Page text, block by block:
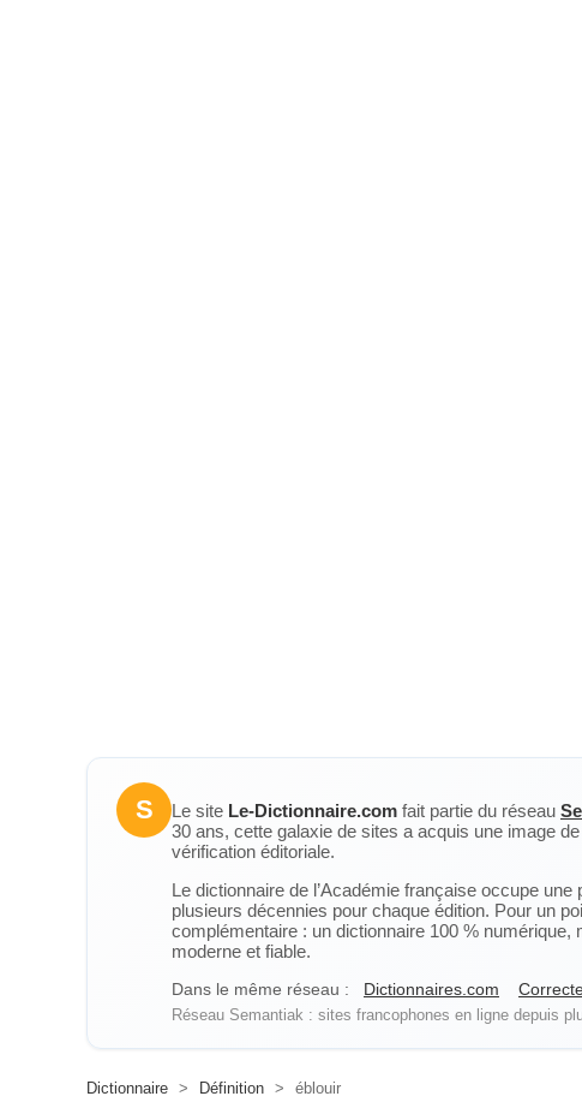
S Le site Le-Dictionnaire.com fait partie du réseau
30 ans, cette galaxie de sites a acquis une image
vérification éditoriale.
Le dictionnaire de l’Académie française occupe
plusieurs décennies pour chaque édition. Pour un
complémentaire : un dictionnaire 100 % numérique,
moderne et fiable.
Dans le même réseau : Dictionnaires.com
Réseau Semantiak : sites francophones en ligne depuis
Dictionnaire > Définition > éblouir